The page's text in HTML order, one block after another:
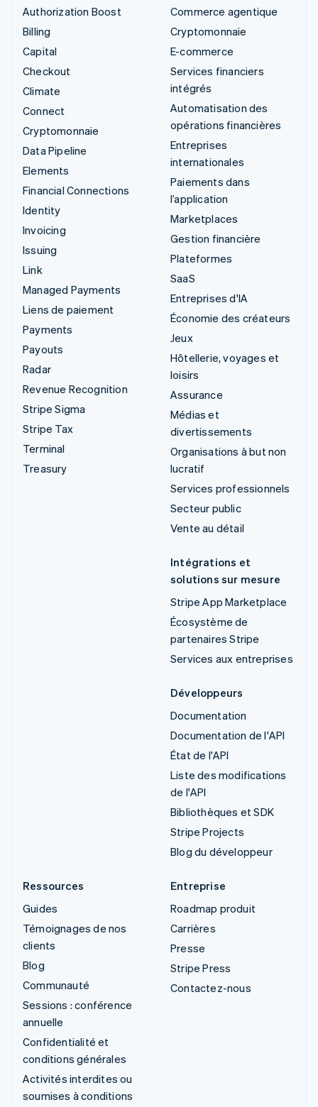
Authorization Boost
Billing
Capital
Checkout
Climate
Connect
Cryptomonnaie
Data Pipeline
Elements
Financial Connections
Identity
Invoicing
Issuing
Link
Managed Payments
Liens de paiement
Payments
Payouts
Radar
Revenue Recognition
Stripe Sigma
Stripe Tax
Terminal
Treasury
Commerce agentique
Cryptomonnaie
E-commerce
Services financiers
intégrés
Automatisation des
opérations financières
Entreprises
internationales
Paiements dans
l’application
Marketplaces
Gestion financière
Plateformes
SaaS
Entreprises d'IA
Économie des créateurs
Jeux
Hôtellerie, voyages et
loisirs
Assurance
Médias et
divertissements
Organisations à but non
lucratif
Services professionnels
Secteur public
Vente au détail
Intégrations et
solutions sur mesure
Stripe App Marketplace
Écosystème de
partenaires Stripe
Services aux entreprises
Développeurs
Documentation
Documentation de l'API
État de l'API
Liste des modifications
de l'API
Bibliothèques et SDK
Stripe Projects
Blog du développeur
Ressources
Guides
Témoignages de nos
clients
Blog
Communauté
Sessions : conférence
annuelle
Confidentialité et
conditions générales
Activités interdites ou
soumises à conditions
Entreprise
Roadmap produit
Carrières
Presse
Stripe Press
Contactez-nous